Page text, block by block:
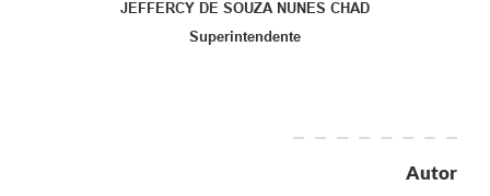
JEFFERCY DE SOUZA NUNES CHAD
Superintendente
Autor